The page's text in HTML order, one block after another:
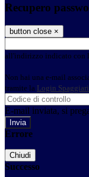
Recupero
button close ×
all'indirizzo indicato con
Non hai una e-mail
tramite la Login Spaggiari
E-mail inviata, si
Errore
Chiudi
Successo